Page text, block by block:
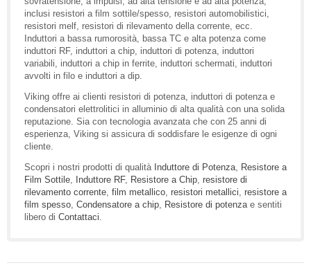
inclusi resistori a film sottile/spesso, resistori automobilistici,
resistori melf, resistori di rilevamento della corrente, ecc.
Induttori a bassa rumorosità, bassa TC e alta potenza come
induttori RF, induttori a chip, induttori di potenza, induttori
variabili, induttori a chip in ferrite, induttori schermati, induttori
avvolti in filo e induttori a dip.
Viking offre ai clienti resistori di potenza, induttori di potenza e
condensatori elettrolitici in alluminio di alta qualità con una solida
reputazione. Sia con tecnologia avanzata che con 25 anni di
esperienza, Viking si assicura di soddisfare le esigenze di ogni
cliente.
Scopri i nostri prodotti di qualità Induttore di Potenza Resistore a
Film Sottile Induttore RF, Resistore a Chip resistore di
rilevamento corrente film metallico resistori metallici resistore a
film spesso Condensatore a chip Resistore di potenza e sentiti
libero di Contattaci